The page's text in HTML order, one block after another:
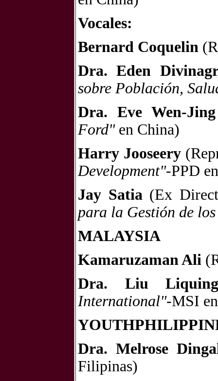
Vocales:
Bernard Coquelin
Dra. Eden
sobre Población,
Dra. Eve Wen-
Ford"en China)
Harry Jooseery
Development"-PPD
Jay Satia(Ex
para la Gestión de
MALAYSIA
Kamaruzaman Ali
Dra. Liu
International"-MSI
YOUTH
Dra. Melrose
Filipinas)